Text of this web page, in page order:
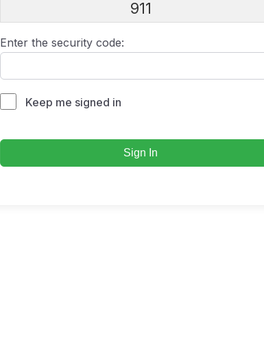
911
Enter the security code:
Keep me signed in
Sign In